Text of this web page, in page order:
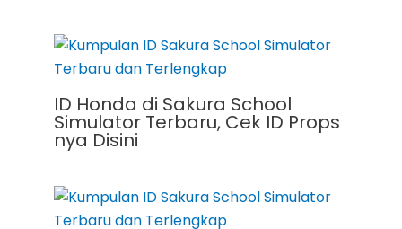
ID Honda di Sakura School
Simulator Terbaru, Cek ID Props
nya Disini